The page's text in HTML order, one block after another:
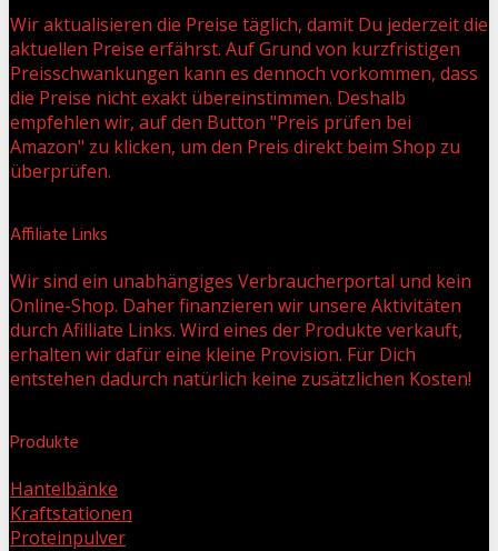
Wir aktualisieren die Preise täglich, damit Du jederzeit die
aktuellen Preise erfährst. Auf Grund von kurzfristigen
Preisschwankungen kann es dennoch vorkommen, dass
die Preise nicht exakt übereinstimmen. Deshalb
empfehlen wir, auf den Button "Preis prüfen bei
Amazon" zu klicken, um den Preis direkt beim Shop zu
überprüfen.
Affiliate Links
Wir sind ein unabhängiges Verbraucherportal und kein
Online-Shop. Daher finanzieren wir unsere Aktivitäten
durch Afilliate Links. Wird eines der Produkte verkauft,
erhalten wir dafür eine kleine Provision. Für Dich
entstehen dadurch natürlich keine zusätzlichen Kosten!
Produkte
Hantelbänke
Kraftstationen
Proteinpulver